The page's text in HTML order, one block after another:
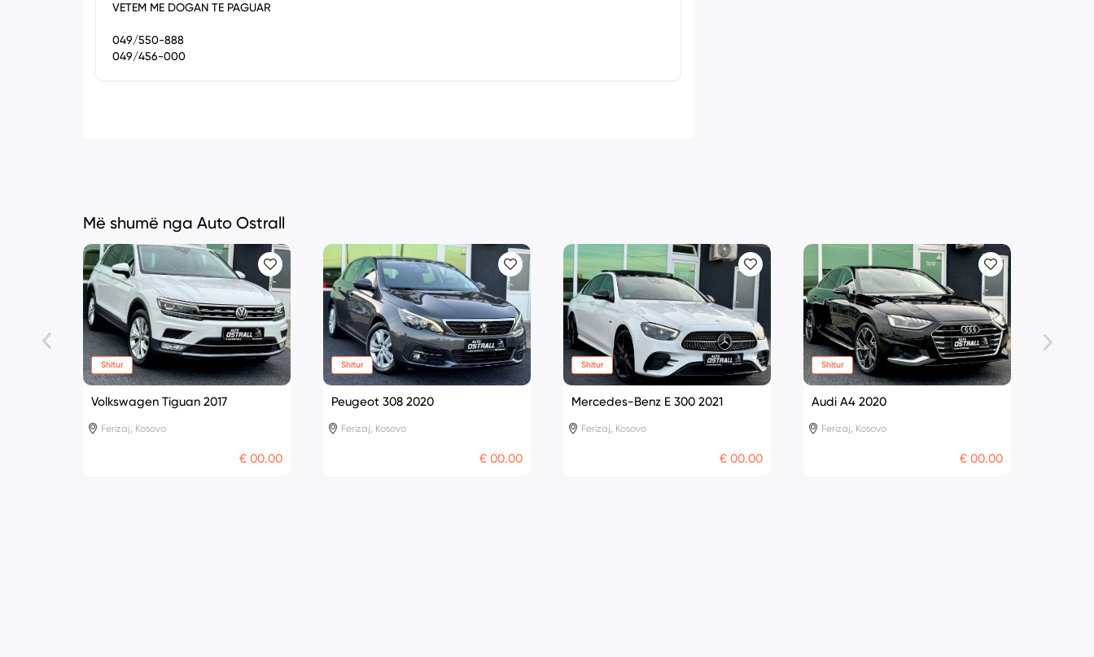
VETEM ME DOGAN TE PAGUAR
049/550-888
049/456-000
Më shumë nga Auto Ostrall
Shitur
Volkswagen Tiguan 2017
Ferizaj, Kosovo
€ 00.00
Shitur
Peugeot 308 2020
Ferizaj, Kosovo
€ 00.00
Shitur
Mercedes-Benz E 300 2021
Ferizaj, Kosovo
€ 00.00
Shitur
Audi A4 2020
Ferizaj, Kosovo
€ 00.00